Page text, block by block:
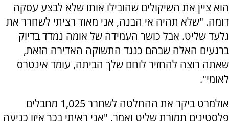
הוא ציין את השיקולים שהובילו אותו שלא לבצע עסקה
דומה. "שלא תהיה אי הבנה, אני מאוד רציתי לשחרר את
גלעד שליט. אבל כושר העמידה של אומה נמדד בדיוק
ברגעים האלה שבהם כנגד התשוקה האדירה הזאת,
שאתה רוצה להחזיר לוחם שלך הביתה, עומד אינטרס
לאומי".
אולמרט ביקר את ההחלטה לשחרר 1,025 מחבלים
פלסטינים תמורת שליט ואמר, "אני ראיתי בכך איזו כניעה